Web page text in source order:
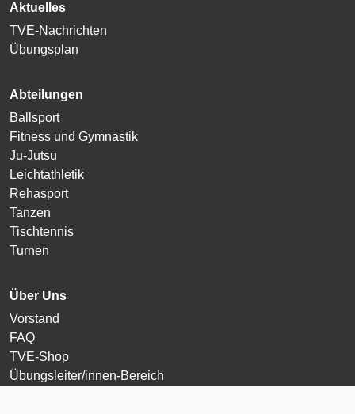
Aktuelles
TVE-Nachrichten
Übungsplan
Abteilungen
Ballsport
Fitness und Gymnastik
Ju-Jutsu
Leichtathletik
Rehasport
Tanzen
Tischtennis
Turnen
Über Uns
Vorstand
FAQ
TVE-Shop
Übungsleiter/innen-Bereich